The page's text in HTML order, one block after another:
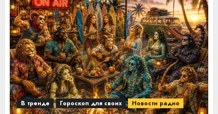
В тренде Гороскоп для своих Новости радио